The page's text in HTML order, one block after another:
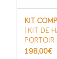
KIT
| KIT DE
198,00€